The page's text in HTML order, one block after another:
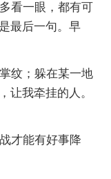
看一眼，都有可
最后一句。早
纹；躲在某一地
让我牵挂的人。
才能有好事降